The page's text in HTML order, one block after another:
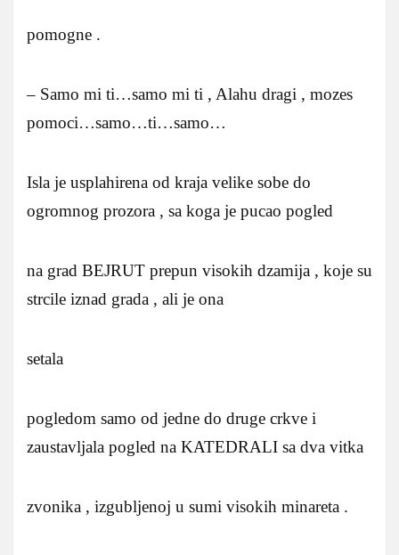
pomogne .
– Samo mi ti…samo mi ti , Alahu dragi , mozes
pomoci…samo…ti…samo…
Isla je usplahirena od kraja velike sobe do
ogromnog prozora , sa koga je pucao pogled
na grad BEJRUT prepun visokih dzamija , koje su
strcile iznad grada , ali je ona
setala
pogledom samo od jedne do druge crkve i
zaustavljala pogled na KATEDRALI sa dva vitka
zvonika , izgubljenoj u sumi visokih minareta .